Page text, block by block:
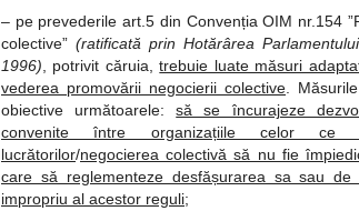
– pe prevederile art.5 din Convenția OIM nr.154
colective” (ratificată prin Hotărârea
1996) , potrivit căruia,trebuie luate măsuri
vederea promovării negocierii colective .
obiective următoarele:să se încurajeze
convenite între organizațiile celor ce
lucrătorilor/negocierea colectivă să nu fie
care să reglementeze desfășurarea sa sau
impropriu al acestor reguli;